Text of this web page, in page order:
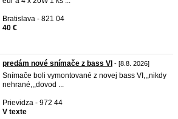
Bratislava - 821 04
40 €
predám nové snímače z bass VI - [8.8. 2026]
Snímače boli vymontované z novej bass VI,,,nikdy
nehrané,,,dovod ...
Prievidza - 972 44
V texte